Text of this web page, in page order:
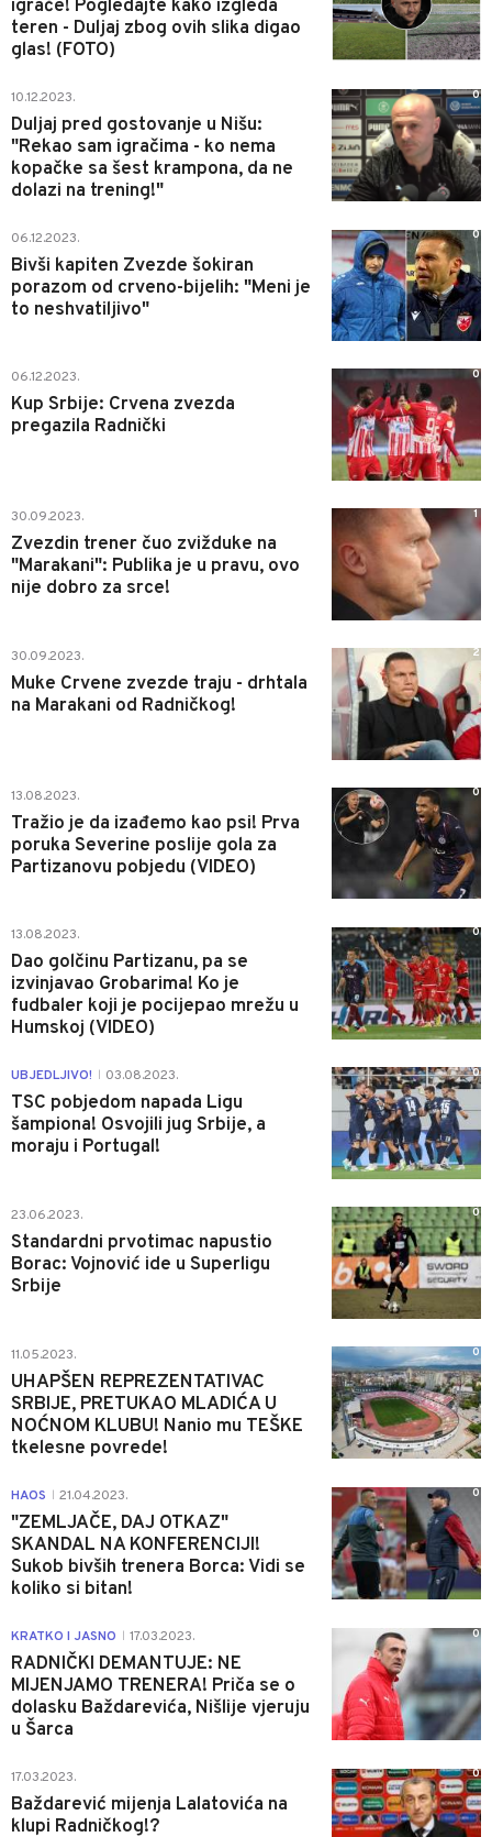
igrače! Pogledajte kako izgleda
teren - Duljaj zbog ovih slika digao
glas! (FOTO)
10.12.2023.
Duljaj pred gostovanje u Nišu:
"Rekao sam igračima - ko nema
kopačke sa šest krampona, da ne
dolazi na trening!"
0
06.12.2023.
Bivši kapiten Zvezde šokiran
porazom od crveno-bijelih: "Meni je
to neshvatiljivo"
0
06.12.2023.
Kup Srbije: Crvena zvezda
pregazila Radnički
0
30.09.2023.
Zvezdin trener čuo zvižduke na
"Marakani": Publika je u pravu, ovo
nije dobro za srce!
1
30.09.2023.
Muke Crvene zvezde traju - drhtala
na Marakani od Radničkog!
2
13.08.2023.
Tražio je da izađemo kao psi! Prva
poruka Severine poslije gola za
Partizanovu pobjedu (VIDEO)
0
13.08.2023.
Dao golčinu Partizanu, pa se
izvinjavao Grobarima! Ko je
fudbaler koji je pocijepao mrežu u
Humskoj (VIDEO)
0
UBJEDLJIVO! 03.08.2023.
TSC pobjedom napada Ligu
šampiona! Osvojili jug Srbije, a
moraju i Portugal!
0
23.06.2023.
Standardni prvotimac napustio
Borac: Vojnović ide u Superligu
Srbije
0
11.05.2023.
UHAPŠEN REPREZENTATIVAC
SRBIJE, PRETUKAO MLADIĆA U
NOĆNOM KLUBU! Nanio mu TEŠKE
tkelesne povrede!
0
HAOS 21.04.2023.
"ZEMLJAČE, DAJ OTKAZ"
SKANDAL NA KONFERENCIJI!
Sukob bivših trenera Borca: Vidi se
koliko si bitan!
0
KRATKO I JASNO 17.03.2023.
RADNIČKI DEMANTUJE: NE
MIJENJAMO TRENERA! Priča se o
dolasku Baždarevića, Nišlije vjeruju
u Šarca
0
17.03.2023.
Baždarević mijenja Lalatovića na
klupi Radničkog!?
0